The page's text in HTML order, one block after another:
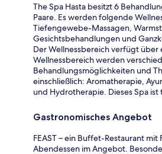
The Spa Hasta besitzt 6
Paare. Es werden folgende
Tiefengewebe-Massagen,
Gesichtsbehandlungen und
Der Wellnessbereich verfügt über
Wellnessbereich werden
Behandlungsmöglichkeiten und
einschließlich: Aromatherapie,
und Hydrotherapie. Dieses Spa
Gastronomisches Angebot
FEAST – ein Buffet-Restaurant
Abendessen im Angebot.